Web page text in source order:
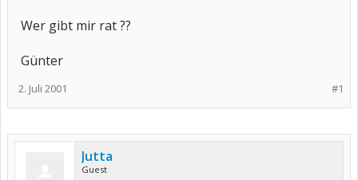
Wer gibt mir rat ??
Günter
#1
2. Juli 2001
Jutta
Guest